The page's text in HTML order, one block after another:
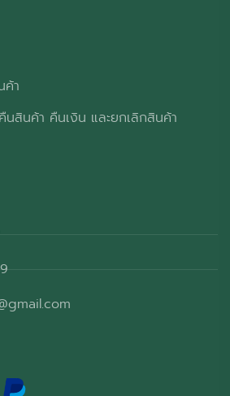
ค้า
นสินค้า คืนเงิน และยกเลิกสินค้า